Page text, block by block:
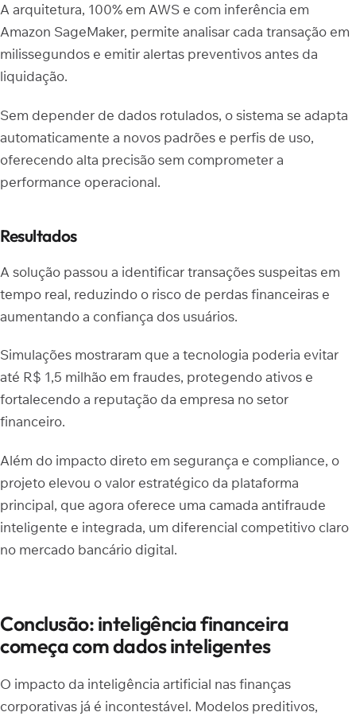
A arquitetura, 100% em AWS e com inferência em
Amazon SageMaker, permite analisar cada transação em
milissegundos e emitir alertas preventivos antes da
liquidação.
Sem depender de dados rotulados, o sistema se adapta
automaticamente a novos padrões e perfis de uso,
oferecendo alta precisão sem comprometer a
performance operacional.
Resultados
A solução passou a identificar transações suspeitas em
tempo real, reduzindo o risco de perdas financeiras e
aumentando a confiança dos usuários.
Simulações mostraram que a tecnologia poderia evitar
até R$ 1,5 milhão em fraudes, protegendo ativos e
fortalecendo a reputação da empresa no setor
financeiro.
Além do impacto direto em segurança e compliance, o
projeto elevou o valor estratégico da plataforma
principal, que agora oferece uma camada antifraude
inteligente e integrada, um diferencial competitivo claro
no mercado bancário digital.
Conclusão: inteligência financeira
começa com dados inteligentes
O impacto da inteligência artificial nas finanças
corporativas já é incontestável. Modelos preditivos,